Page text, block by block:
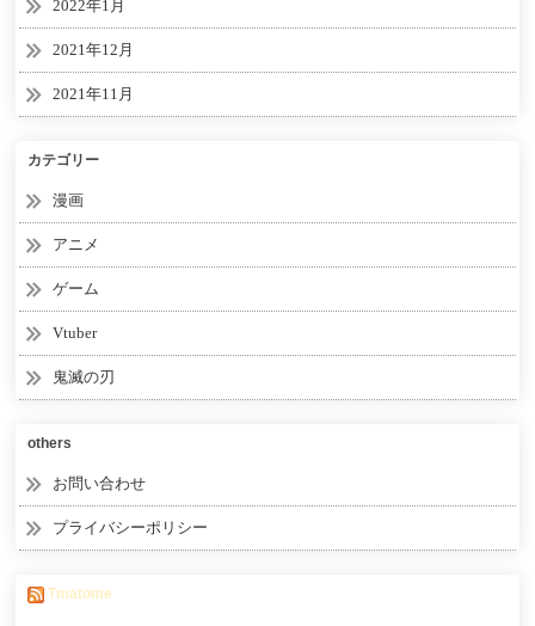
2022年1月
2021年12月
2021年11月
カテゴリー
漫画
アニメ
ゲーム
Vtuber
鬼滅の刃
others
お問い合わせ
プライバシーポリシー
Tmatome